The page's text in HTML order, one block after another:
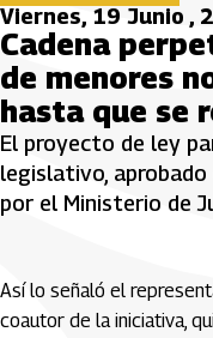
Viernes, 19 Junio ,
Cadena
de menores
hasta que se
El proyecto de ley
legislativo, aprobado
por el Ministerio de
Así lo señaló el
coautor de la iniciativa,